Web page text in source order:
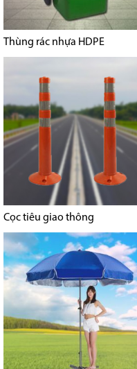
Thùng rác nhựa HDPE
Cọc tiêu giao thông